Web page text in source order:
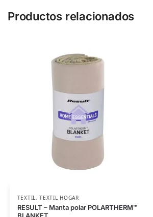
Productos relacionados
TEXTIL,TEXTIL HOGAR
RESULT – Manta polar POLARTHERM™